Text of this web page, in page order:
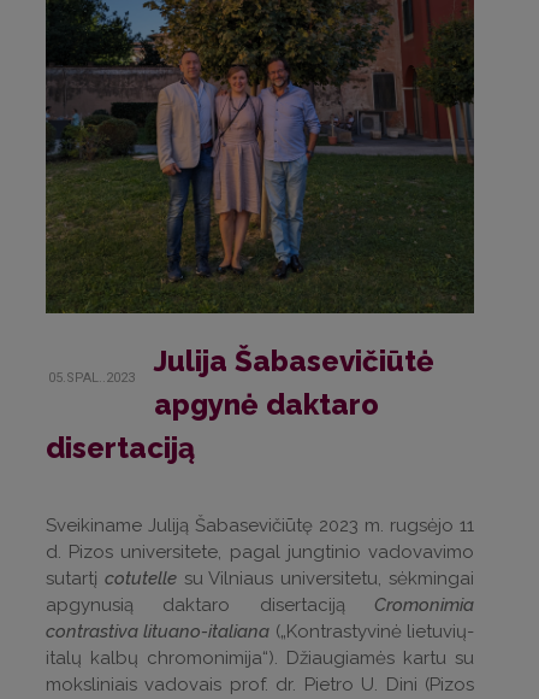
05.SPAL..2023
Julija Šabasevičiūtė
apgynė daktaro
disertaciją
Sveikiname Juliją Šabasevičiūtę 2023 m. rugsėjo 11
d. Pizos universitete, pagal jungtinio vadovavimo
sutartį cotutellesu Vilniaus universitetu, sėkmingai
apgynusią daktaro disertaciją Cromonimia
contrastiva lituano-italiana („Kontrastyvinė lietuvių-
italų kalbų chromonimija“). Džiaugiamės kartu su
moksliniais vadovais prof. dr. Pietro U. Dini (Pizos